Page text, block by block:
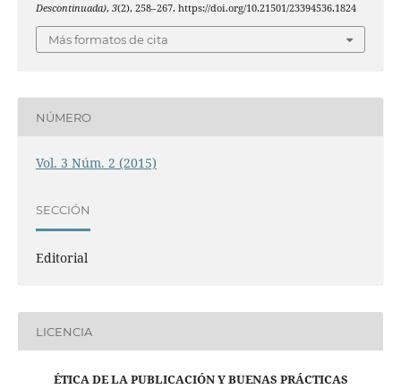
Descontinuada), 3(2), 258–267. https://doi.org/10.21501/23394536.1824
Más formatos de cita
NÚMERO
Vol. 3 Núm. 2 (2015)
SECCIÓN
Editorial
LICENCIA
ÉTICA DE LA PUBLICACIÓN Y BUENAS PRÁCTICAS